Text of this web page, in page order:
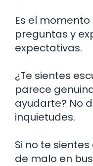
Es el
preguntas y
expectativas.
¿Te sientes
parece
ayudarte? No
inquietudes.
Si no te
de malo en